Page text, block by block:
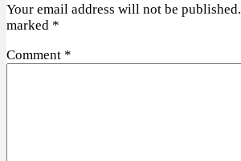
Your email address will not be published.
marked *
Comment *